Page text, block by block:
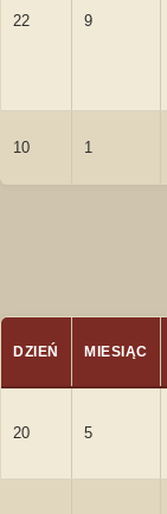
22 9
10 1
DZIEŃ MIESIĄC
20 5